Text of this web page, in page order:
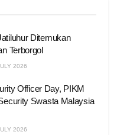
Ditemukan
Terborgol
2026
Officer Day, PIKM
Swasta Malaysia
2026